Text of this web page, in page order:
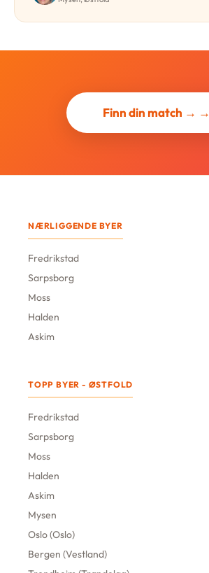
Finn din match → →
NÆRLIGGENDE BYER
Fredrikstad
Sarpsborg
Moss
Halden
Askim
TOPP BYER - ØSTFOLD
Fredrikstad
Sarpsborg
Moss
Halden
Askim
Mysen
Oslo (Oslo)
Bergen (Vestland)